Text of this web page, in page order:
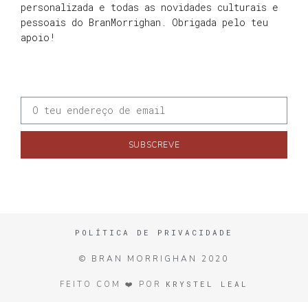
personalizada e todas as novidades culturais e
pessoais do BranMorrighan. Obrigada pelo teu
apoio!
SUBSCREVE
POLÍTICA DE PRIVACIDADE
© BRAN MORRIGHAN 2020
FEITO COM ❤️ POR KRYSTEL LEAL